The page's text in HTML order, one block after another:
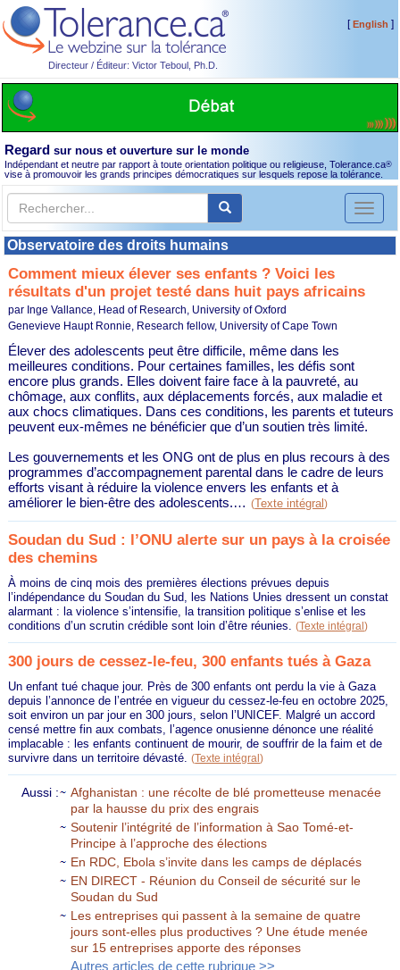
Directeur / Éditeur: Victor Teboul, Ph.D.
[English ]
Regard sur nous et ouverture sur le monde
Indépendant et neutre par rapport à toute orientation politique ou religieuse, Tolerance.ca®
vise à promouvoir les grands principes démocratiques sur lesquels repose la tolérance.
Toggle
Observatoire des droits humains
Comment mieux élever ses enfants ? Voici les
résultats d'un projet testé dans huit pays africains
par Inge Vallance, Head of Research, University of Oxford
Genevieve Haupt Ronnie, Research fellow, University of Cape Town
Élever des adolescents peut être difficile, même dans les
meilleures conditions. Pour certaines familles, les défis sont
encore plus grands. Elles doivent faire face à la pauvreté, au
chômage, aux conflits, aux déplacements forcés, aux maladie et
aux chocs climatiques. Dans ces conditions, les parents et tuteurs
peuvent eux-mêmes ne bénéficier que d’un soutien très limité.
Les gouvernements et les ONG ont de plus en plus recours à des
programmes d’accompagnement parental dans le cadre de leurs
efforts visant à réduire la violence envers les enfants et à
améliorer le bien-être des adolescents.… (Texte intégral)
Soudan du Sud : l’ONU alerte sur un pays à la croisée
des chemins
À moins de cinq mois des premières élections prévues depuis
l’indépendance du Soudan du Sud, les Nations Unies dressent un constat
alarmant : la violence s’intensifie, la transition politique s’enlise et les
conditions d’un scrutin crédible sont loin d’être réunies.(Texte intégral)
300 jours de cessez-le-feu, 300 enfants tués à Gaza
Un enfant tué chaque jour. Près de 300 enfants ont perdu la vie à Gaza
depuis l’annonce de l’entrée en vigueur du cessez-le-feu en octobre 2025,
soit environ un par jour en 300 jours, selon l’UNICEF. Malgré un accord
censé mettre fin aux combats, l’agence onusienne dénonce une réalité
implacable : les enfants continuent de mourir, de souffrir de la faim et de
survivre dans un territoire dévasté.(Texte intégral)
Aussi : Afghanistan : une récolte de blé prometteuse menacée
par la hausse du prix des engrais
Soutenir l’intégrité de l’information à Sao Tomé-et-
Principe à l’approche des élections
En RDC, Ebola s’invite dans les camps de déplacés
EN DIRECT - Réunion du Conseil de sécurité sur le
Soudan du Sud
Les entreprises qui passent à la semaine de quatre
jours sont-elles plus productives ? Une étude menée
sur 15 entreprises apporte des réponses
Autres articles de cette rubrique >>